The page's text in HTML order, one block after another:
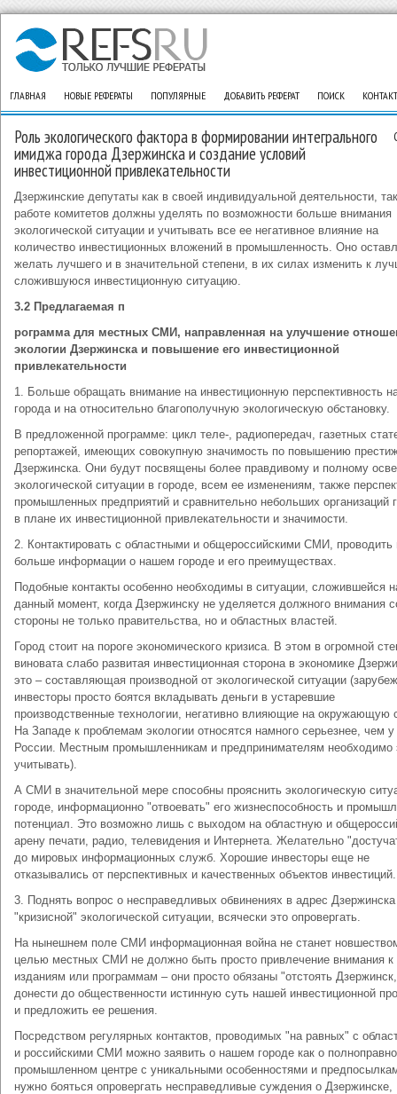
ГЛАВНАЯ НОВЫЕ РЕФЕРАТЫ ПОПУЛЯРНЫЕ ДОБАВИТЬ РЕФЕРАТ ПОИСК
Роль экологического фактора в формировании интегрального
имиджа города Дзержинска и создание условий
инвестиционной привлекательности
Дзержинские депутаты как в своей индивидуальной деятельности,
работе комитетов должны уделять по возможности больше внимания
экологической ситуации и учитывать все ее негативное влияние на
количество инвестиционных вложений в промышленность. Оно
желать лучшего и в значительной степени, в их силах изменить к
сложившуюся инвестиционную ситуацию.
3.2 Предлагаемая п
рограмма для местных СМИ, направленная на улучшение
экологии Дзержинска и повышение его инвестиционной
привлекательности
1. Больше обращать внимание на инвестиционную перспективность
города и на относительно благополучную экологическую обстановку.
В предложенной программе: цикл теле-, радиопередач, газетных
репортажей, имеющих совокупную значимость по повышению
Дзержинска. Они будут посвящены более правдивому и полному
экологической ситуации в городе, всем ее изменениям, также
промышленных предприятий и сравнительно небольших организаций
в плане их инвестиционной привлекательности и значимости.
2. Контактировать с областными и общероссийскими СМИ, проводить
больше информации о нашем городе и его преимуществах.
Подобные контакты особенно необходимы в ситуации, сложившейся
данный момент, когда Дзержинску не уделяется должного внимания
стороны не только правительства, но и областных властей.
Город стоит на пороге экономического кризиса. В этом в огромной
виновата слабо развитая инвестиционная сторона в экономике
это – составляющая производной от экологической ситуации
инвесторы просто боятся вкладывать деньги в устаревшие
производственные технологии, негативно влияющие на окружающую
На Западе к проблемам экологии относятся намного серьезнее, чем
России. Местным промышленникам и предпринимателям необходимо
учитывать).
А СМИ в значительной мере способны прояснить экологическую
городе, информационно "отвоевать" его жизнеспособность и
потенциал. Это возможно лишь с выходом на областную и
арену печати, радио, телевидения и Интернета. Желательно
до мировых информационных служб. Хорошие инвесторы еще не
отказывались от перспективных и качественных объектов инвестиций.
3. Поднять вопрос о несправедливых обвинениях в адрес Дзержинска
"кризисной" экологической ситуации, всячески это опровергать.
На нынешнем поле СМИ информационная война не станет
целью местных СМИ не должно быть просто привлечение внимания к
изданиям или программам – они просто обязаны "отстоять Дзержинск,
донести до общественности истинную суть нашей инвестиционной
и предложить ее решения.
Посредством регулярных контактов, проводимых "на равных" с
и российскими СМИ можно заявить о нашем городе как о
промышленном центре с уникальными особенностями и
нужно бояться опровергать несправедливые суждения о Дзержинске,